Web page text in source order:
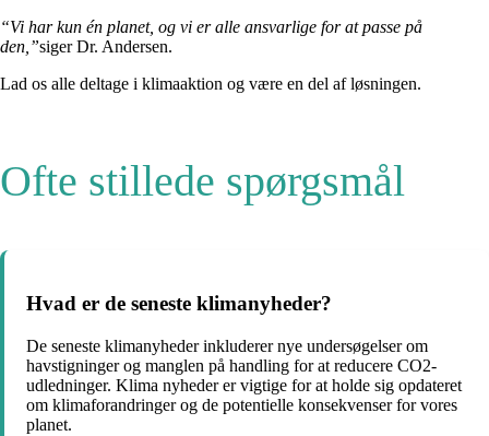
“Vi har kun én planet, og vi er alle ansvarlige for at passe på
den,”siger Dr. Andersen.
Lad os alle deltage i klimaaktion og være en del af løsningen.
Ofte stillede spørgsmål
Hvad er de seneste klimanyheder?
De seneste klimanyheder inkluderer nye undersøgelser om
havstigninger og manglen på handling for at reducere CO2-
udledninger. Klima nyheder er vigtige for at holde sig opdateret
om klimaforandringer og de potentielle konsekvenser for vores
planet.